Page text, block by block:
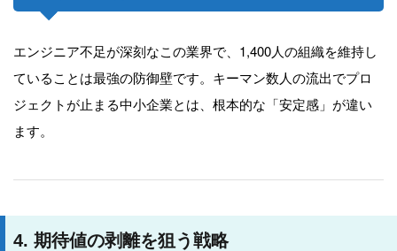
エンジニア不足が深刻なこの業界で、1,400人の組織を維持し
ていることは最強の防御壁です。キーマン数人の流出でプロ
ジェクトが止まる中小企業とは、根本的な「安定感」が違い
ます。
4. 期待値の剥離を狙う戦略